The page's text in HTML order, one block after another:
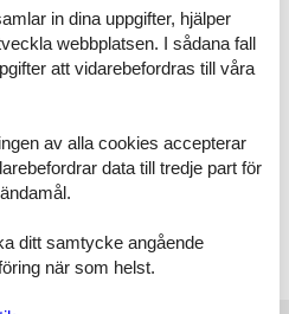
auf Angaben der Eigentümer,
vorbehalten! Der beigefügte
tatsächliche Möblierung kann leicht
in dina uppgifter, hjälper
webbplatsen. I sådana fall
att vidarebefordras till våra
av alla cookies accepterar
data till tredje part för
ditt samtycke angående
när som helst.